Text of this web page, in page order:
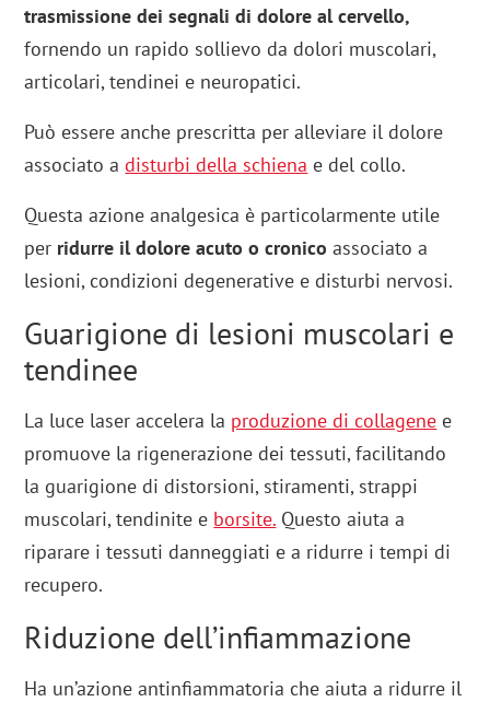
trasmissione dei segnali di dolore al cervello,
fornendo un rapido sollievo da dolori muscolari,
articolari, tendinei e neuropatici.
Può essere anche prescritta per alleviare il dolore
associato adisturbi della schiena e del collo.
Questa azione analgesica è particolarmente utile
per ridurre il dolore acuto o cronico associato a
lesioni, condizioni degenerative e disturbi nervosi.
Guarigione di lesioni muscolari e
tendinee
La luce laser accelera la produzione di collagene e
promuove la rigenerazione dei tessuti, facilitando
la guarigione di distorsioni, stiramenti, strappi
muscolari, tendinite e borsite. Questo aiuta a
riparare i tessuti danneggiati e a ridurre i tempi di
recupero.
Riduzione dell’infiammazione
Ha un’azione antinfiammatoria che aiuta a ridurre il